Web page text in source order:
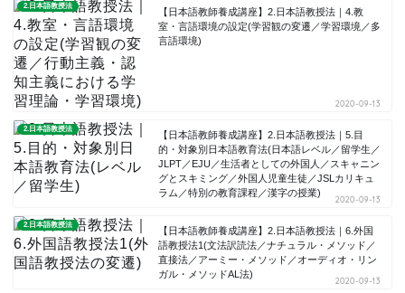
2.日本語教授法
【日本語教師養成講座】2.日本語教授法｜4.教
室・言語環境の設定(学習観の変遷／学習環境／多
言語環境)
2020-09-13
2.日本語教授法
【日本語教師養成講座】2.日本語教授法｜5.目
的・対象別日本語教育法(日本語レベル／留学生／
JLPT／EJU／生活者としての外国人／スキャニン
グとスキミング／外国人児童生徒／JSLカリキュ
ラム／特別の教育課程／漢字の授業)
2020-09-13
2.日本語教授法
【日本語教師養成講座】2.日本語教授法｜6.外国
語教授法1(文法訳読法／ナチュラル・メソッド／
直接法／アーミー・メソッド／オーディオ・リン
ガル・メソッドAL法)
2020-09-13